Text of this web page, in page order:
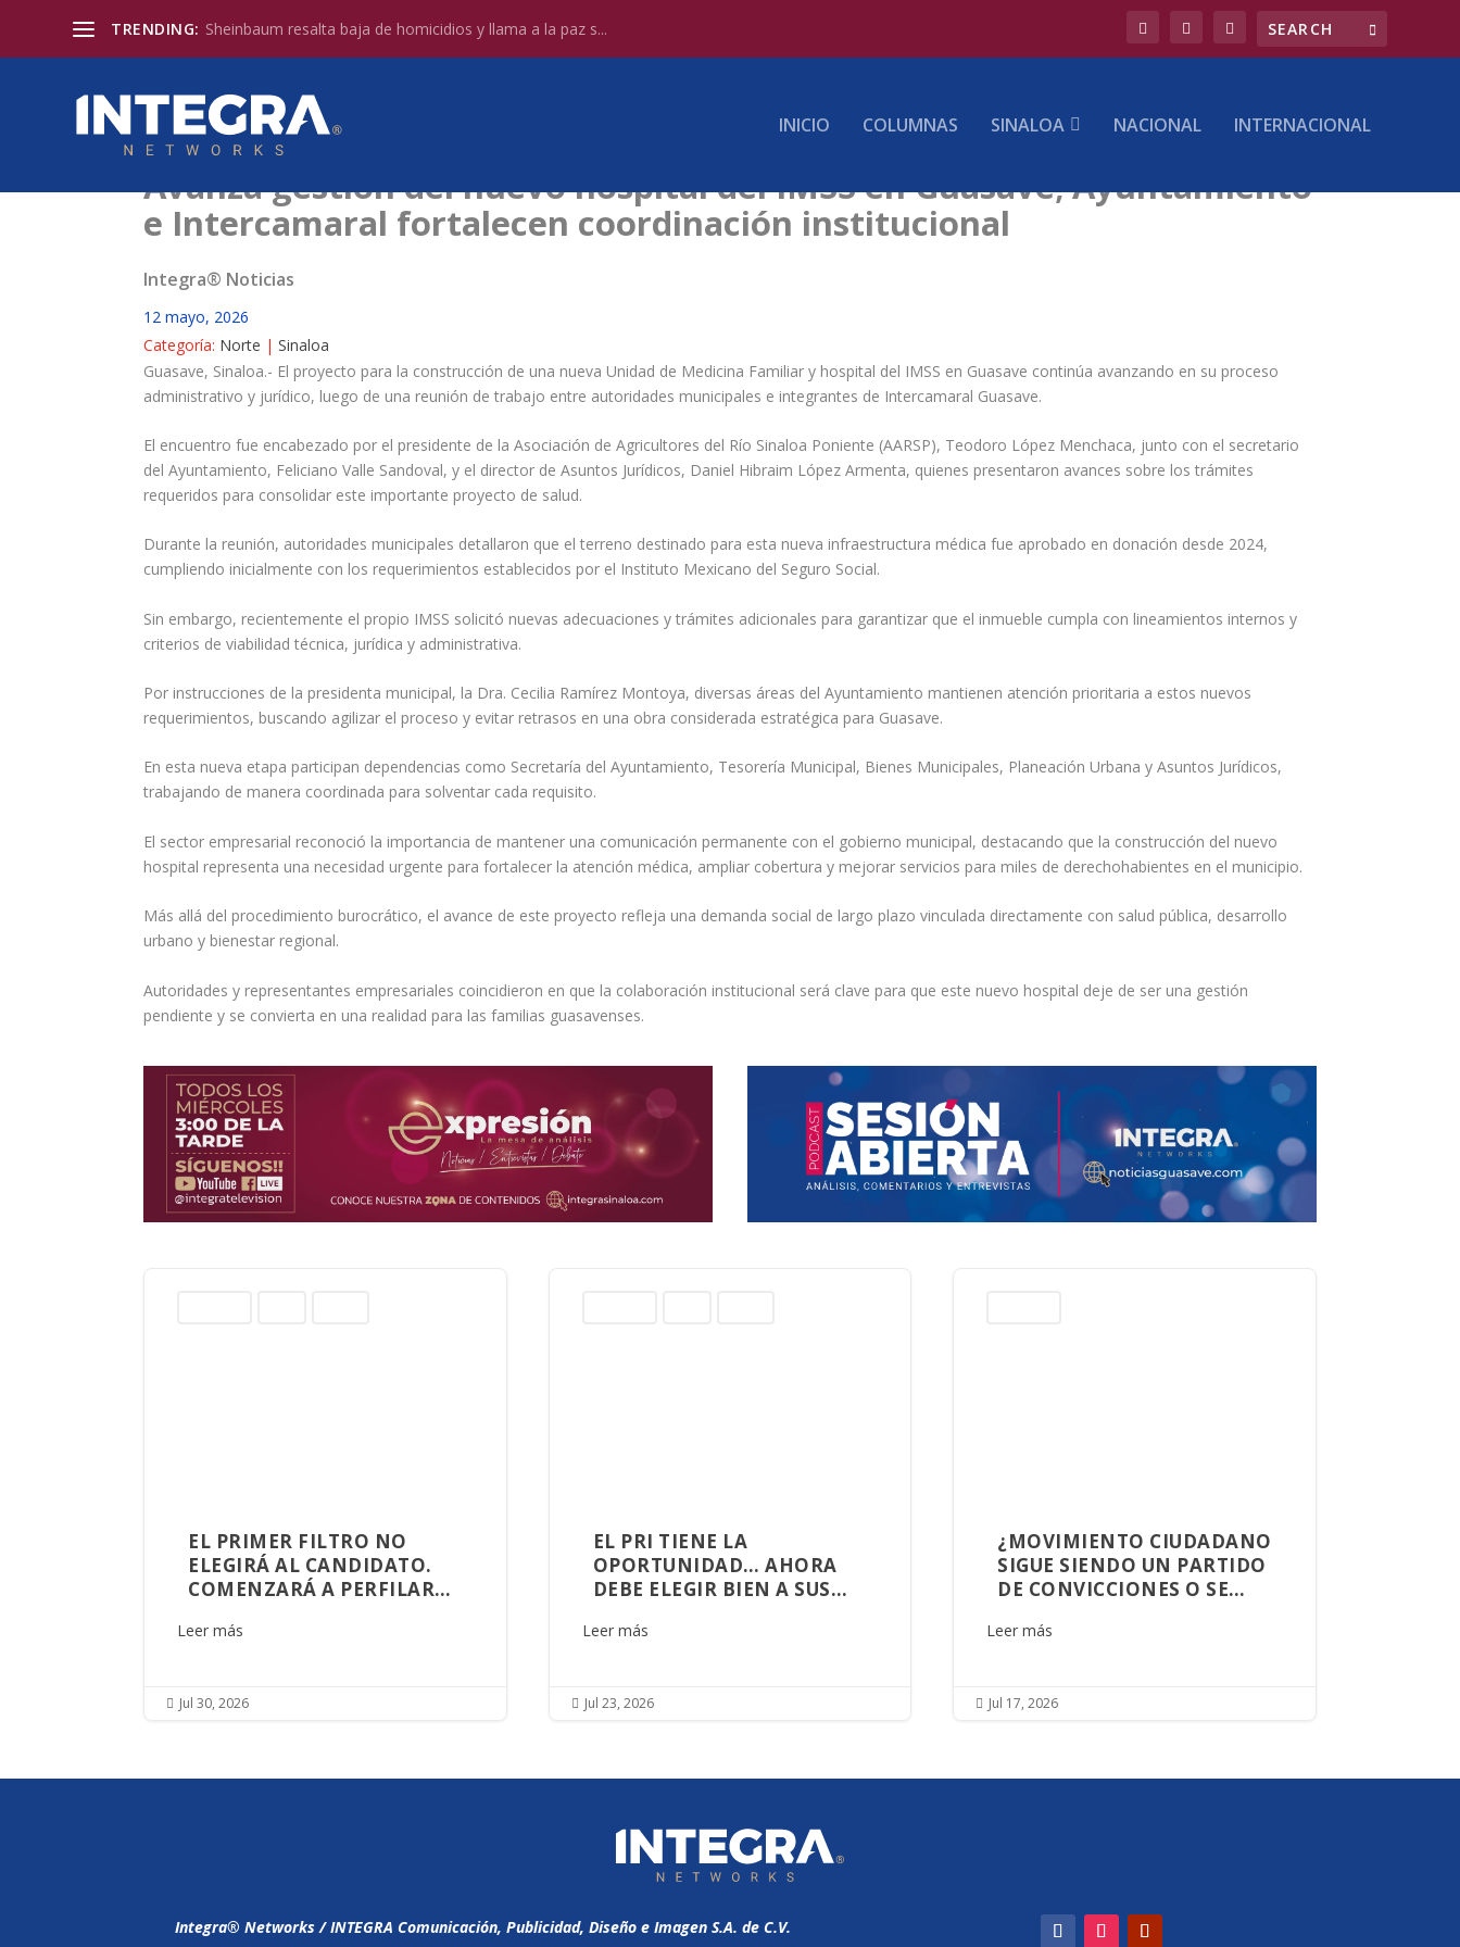
TRENDING: Sheinbaum resalta baja de homicidios y llama a la paz s...
INICIO COLUMNAS SINALOA NACIONAL INTERNACIONAL
Avanza gestión del nuevo hospital del IMSS en Guasave; Ayuntamiento
e Intercamaral fortalecen coordinación institucional
Integra® Noticias
12 mayo, 2026
Categoría: Norte | Sinaloa
Guasave, Sinaloa.- El proyecto para la construcción de una nueva Unidad de Medicina Familiar y hospital del IMSS en Guasave continúa avanzando en su proceso
administrativo y jurídico, luego de una reunión de trabajo entre autoridades municipales e integrantes de Intercamaral Guasave.
El encuentro fue encabezado por el presidente de la Asociación de Agricultores del Río Sinaloa Poniente (AARSP), Teodoro López Menchaca, junto con el secretario
del Ayuntamiento, Feliciano Valle Sandoval, y el director de Asuntos Jurídicos, Daniel Hibraim López Armenta, quienes presentaron avances sobre los trámites
requeridos para consolidar este importante proyecto de salud.
Durante la reunión, autoridades municipales detallaron que el terreno destinado para esta nueva infraestructura médica fue aprobado en donación desde 2024,
cumpliendo inicialmente con los requerimientos establecidos por el Instituto Mexicano del Seguro Social.
Sin embargo, recientemente el propio IMSS solicitó nuevas adecuaciones y trámites adicionales para garantizar que el inmueble cumpla con lineamientos internos y
criterios de viabilidad técnica, jurídica y administrativa.
Por instrucciones de la presidenta municipal, la Dra. Cecilia Ramírez Montoya, diversas áreas del Ayuntamiento mantienen atención prioritaria a estos nuevos
requerimientos, buscando agilizar el proceso y evitar retrasos en una obra considerada estratégica para Guasave.
En esta nueva etapa participan dependencias como Secretaría del Ayuntamiento, Tesorería Municipal, Bienes Municipales, Planeación Urbana y Asuntos Jurídicos,
trabajando de manera coordinada para solventar cada requisito.
El sector empresarial reconoció la importancia de mantener una comunicación permanente con el gobierno municipal, destacando que la construcción del nuevo
hospital representa una necesidad urgente para fortalecer la atención médica, ampliar cobertura y mejorar servicios para miles de derechohabientes en el municipio.
Más allá del procedimiento burocrático, el avance de este proyecto refleja una demanda social de largo plazo vinculada directamente con salud pública, desarrollo
urbano y bienestar regional.
Autoridades y representantes empresariales coincidieron en que la colaboración institucional será clave para que este nuevo hospital deje de ser una gestión
pendiente y se convierta en una realidad para las familias guasavenses.
EL PRIMER FILTRO NO
ELEGIRÁ AL CANDIDATO.
COMENZARÁ A PERFILAR
SINALOA
Leer más
 Jul 30, 2026
EL PRI TIENE LA
OPORTUNIDAD… AHORA
DEBE ELEGIR BIEN A SUS
Leer más
 Jul 23, 2026
¿MOVIMIENTO CIUDADANO
SIGUE SIENDO UN PARTIDO
DE CONVICCIONES O SE
PLATAFORMA DE
Leer más
 Jul 17, 2026
Integra®️ Networks / INTEGRA Comunicación, Publicidad, Diseño e Imagen S.A. de C.V.